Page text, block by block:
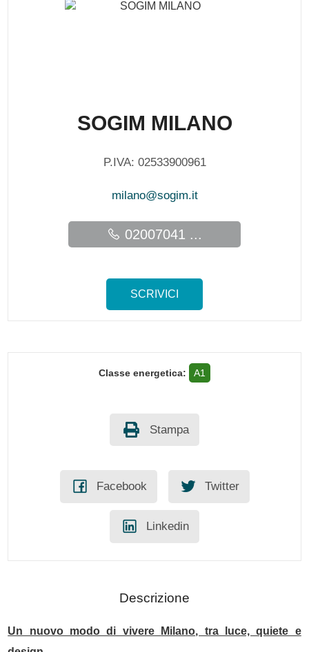
SOGIM MILANO
P.IVA: 02533900961
milano@sogim.it
02007041 ...
SCRIVICI
Classe energetica: A1
Stampa
Facebook Twitter
Linkedin
Descrizione
Un nuovo modo di vivere Milano, tra luce, quiete e